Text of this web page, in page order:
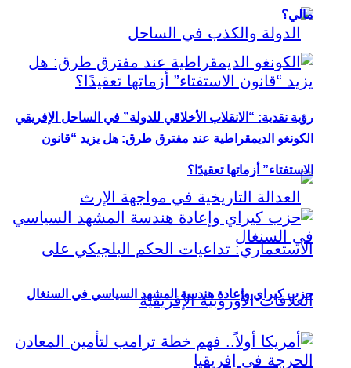
رؤية نقدية: “الانقلاب الأخلاقي للدولة” في الساحل الإفريقي
مالي؟
الكونغو الديمقراطية عند مفترق طرق: هل يزيد “قانون
الاستفتاء” أزماتها تعقيدًا؟
حزب كيراي وإعادة هندسة المشهد السياسي في السنغال